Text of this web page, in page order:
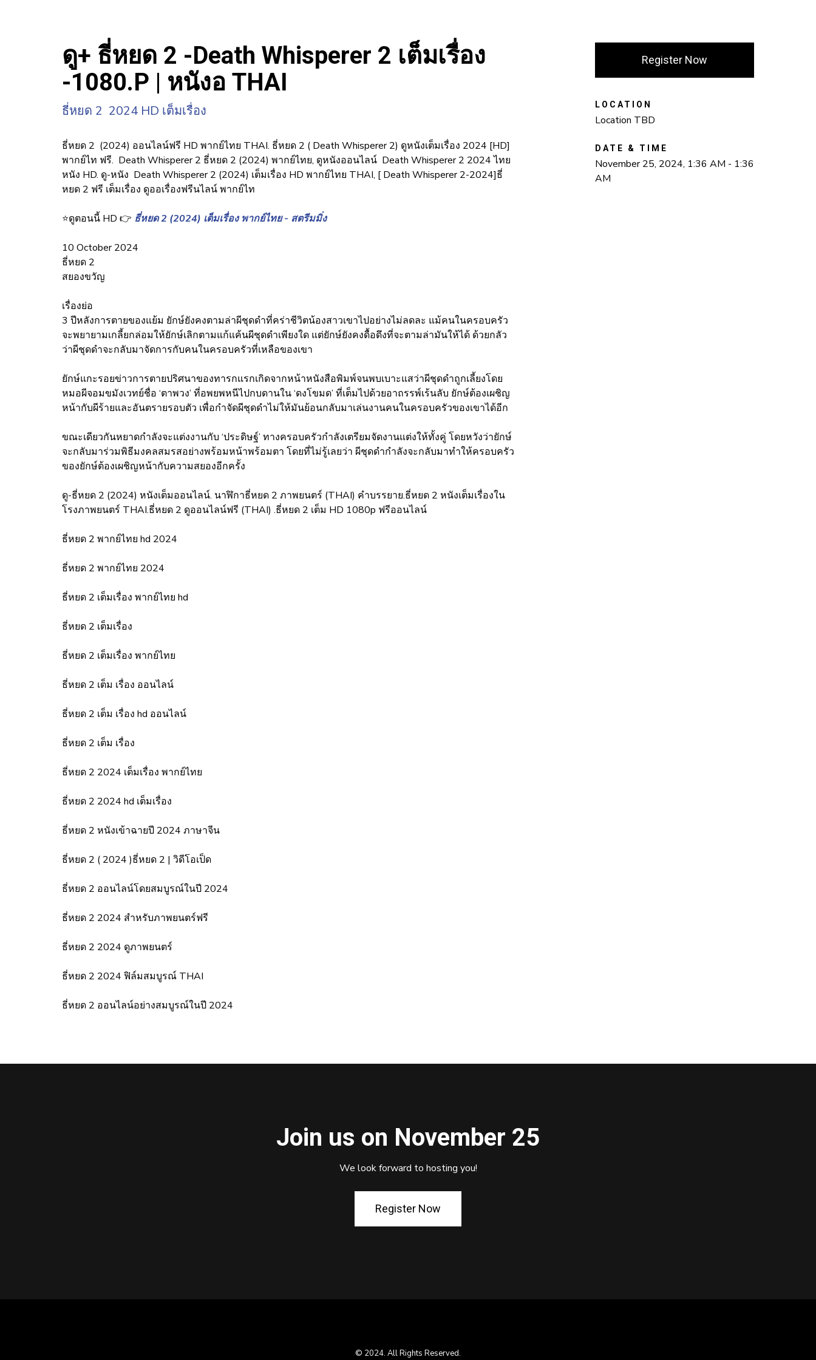
ดู+ ธี่หยด 2 -Death Whisperer 2 เต็มเรื่อง
-1080.P | หนังอ THAI
ธี่หยด 2 2024 HD เต็มเรื่อง
ธี่หยด 2 (2024) ออนไลน์ฟรี HD พากย์ไทย THAI. ธี่หยด 2 ( Death Whisperer 2) ดูหนังเต็มเรื่อง 2024 [HD]
พากย์ไท ฟรี. Death Whisperer 2 ธี่หยด 2 (2024) พากย์ไทย, ดูหนังออนไลน์ Death Whisperer 2 2024 ไทย
หนัง HD. ดู-หนัง Death Whisperer 2 (2024) เต็มเรื่อง HD พากย์ไทย THAI, [ Death Whisperer 2-2024]ธี่
หยด 2 ฟรี เต็มเรื่อง ดูออเรื่องฟรีนไลน์ พากย์ไท
⭐ดูตอนนี้ HD 👉 ธี่หยด 2 (2024) เต็มเรื่อง พากย์ไทย - สตรีมมิ่ง
10 October 2024
ธี่หยด 2
สยองขวัญ
เรื่องย่อ
3 ปีหลังการตายของแย้ม ยักษ์ยังคงตามล่าผีชุดดําที่คร่าชีวิตน้องสาวเขาไปอย่างไม่ลดละ แม้คนในครอบครัว
จะพยายามเกลี้ยกล่อมให้ยักษ์เลิกตามแก้แค้นผีชุดดําเพียงใด แต่ยักษ์ยังคงดื้อดึงที่จะตามล่ามันให้ได้ ด้วยกลัว
ว่าผีชุดดำจะกลับมาจัดการกับคนในครอบครัวที่เหลือของเขา
ยักษ์แกะรอยข่าวการตายปริศนาของทารกแรกเกิดจากหน้าหนังสือพิมพ์จนพบเบาะแสว่าผีชุดดำถูกเลี้ยงโดย
หมอผีจอมขมังเวทย์ชื่อ ‘ตาพวง’ ที่อพยพหนีไปกบดานใน ‘ดงโขมด’ ที่เต็มไปด้วยอาถรรพ์เร้นลับ ยักษ์ต้องเผชิญ
หน้ากับผีร้ายและอันตรายรอบตัว เพื่อกำจัดผีชุดดำไม่ให้มันย้อนกลับมาเล่นงานคนในครอบครัวของเขาได้อีก
ขณะเดียวกันหยาดกำลังจะแต่งงานกับ ‘ประดิษฐ์’ ทางครอบครัวกำลังเตรียมจัดงานแต่งให้ทั้งคู่ โดยหวังว่ายักษ์
จะกลับมาร่วมพิธีมงคลสมรสอย่างพร้อมหน้าพร้อมตา โดยที่ไม่รู้เลยว่า ผีชุดดำกำลังจะกลับมาทำให้ครอบครัว
ของยักษ์ต้องเผชิญหน้ากับความสยองอีกครั้ง
ดู-ธี่หยด 2 (2024) หนังเต็มออนไลน์. นาฬิกาธี่หยด 2 ภาพยนตร์ (THAI) คำบรรยาย.ธี่หยด 2 หนังเต็มเรื่องใน
โรงภาพยนตร์ THAI.ธี่หยด 2 ดูออนไลน์ฟรี (THAI) .ธี่หยด 2 เต็ม HD 1080p ฟรีออนไลน์
ธี่หยด 2 พากย์ไทย hd 2024
ธี่หยด 2 พากย์ไทย 2024
ธี่หยด 2 เต็มเรื่อง พากย์ไทย hd
ธี่หยด 2 เต็มเรื่อง
ธี่หยด 2 เต็มเรื่อง พากย์ไทย
ธี่หยด 2 เต็ม เรื่อง ออนไลน์
ธี่หยด 2 เต็ม เรื่อง hd ออนไลน์
ธี่หยด 2 เต็ม เรื่อง
ธี่หยด 2 2024 เต็มเรื่อง พากย์ไทย
ธี่หยด 2 2024 hd เต็มเรื่อง
ธี่หยด 2 หนังเข้าฉายปี 2024 ภาษาจีน
ธี่หยด 2 ( 2024 )ธี่หยด 2 | วิดีโอเป็ด
ธี่หยด 2 ออนไลน์โดยสมบูรณ์ในปี 2024
ธี่หยด 2 2024 สำหรับภาพยนตร์ฟรี
ธี่หยด 2 2024 ดูภาพยนตร์
ธี่หยด 2 2024 ฟิล์มสมบูรณ์ THAI
ธี่หยด 2 ออนไลน์อย่างสมบูรณ์ในปี 2024
Register Now
LOCATION
Location TBD
DATE & TIME
November 25, 2024, 1:36 AM - 1:36
AM
Join us on November 25
We look forward to hosting you!
Register Now
© 2024. All Rights Reserved.